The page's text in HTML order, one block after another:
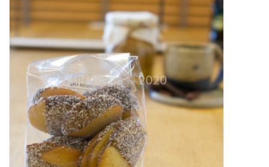
OUTLET ! Geboorte,
huwelijk, communie,
lentefeest, ...
MOEDERDAG 2026
Onze website